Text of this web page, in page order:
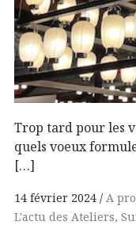
Trop tard pour les
quels voeux
[…]
14 février 2024 A
L'actu des Ateliers